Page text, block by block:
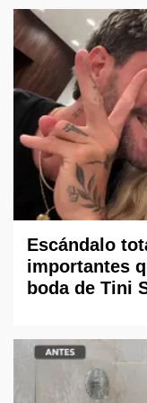
Escándalo
importantes
boda de Tini